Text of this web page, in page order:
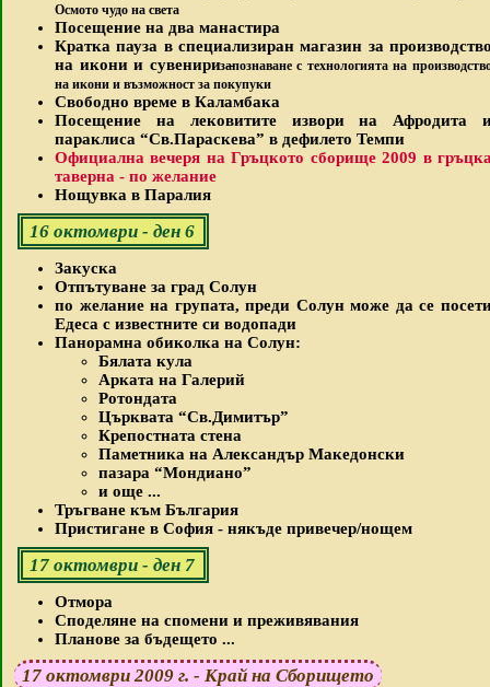
Осмото чудо на света
Посещение на два манастира
Кратка пауза в специализиран магазин за
на икони и сувенири –запознаване с технологията на
на икони и възможност за покупуки
Свободно време в Каламбака
Посещение на лековитите извори на Афродита
параклиса “Св.Параскева” в дефилето Темпи
Официална вечеря на Гръцкото сборище 2009 в
таверна - по желание
Нощувка в Паралия
16 октомври - ден 6
Закуска
Отпътуване за град Солун
по желание на групата, преди Солун може да се
Едеса с известните си водопади
Панорамна обиколка на Солун:
Бялата кула
Арката на Галерий
Ротондата
Църквата “Св.Димитър”
Крепостната стена
Паметника на Александър Македонски
пазара “Мондиано”
и още ...
Тръгване към България
Пристигане в София - някъде привечер/нощем
17 октомври - ден 7
Отмора
Споделяне на спомени и преживявания
Планове за бъдещето ...
17 октомври 2009 г. - Край на Сборището